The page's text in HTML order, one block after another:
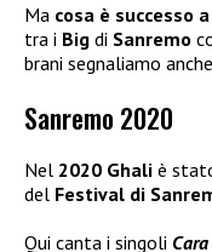
Ma cosa è successo
tra i Big di Sanremo
brani segnaliamo anche
Sanremo 2020
Nel 2020 Ghali è
del Festival di
Qui canta i singoli